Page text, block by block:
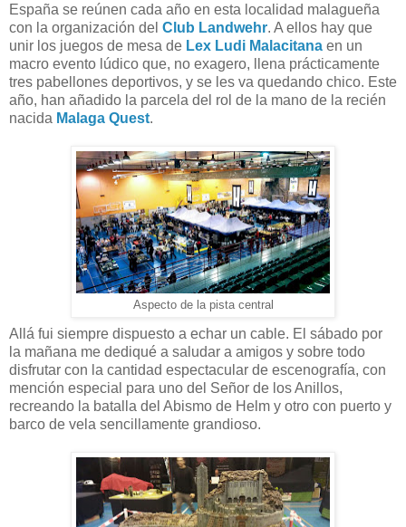
España se reúnen cada año en esta localidad malagueña
con la organización del Club Landwehr. A ellos hay que
unir los juegos de mesa de Lex Ludi Malacitana en un
macro evento lúdico que, no exagero, llena prácticamente
tres pabellones deportivos, y se les va quedando chico. Este
año, han añadido la parcela del rol de la mano de la recién
nacida Malaga Quest.
Aspecto de la pista central
Allá fui siempre dispuesto a echar un cable. El sábado por
la mañana me dediqué a saludar a amigos y sobre todo
disfrutar con la cantidad espectacular de escenografía, con
mención especial para uno del Señor de los Anillos,
recreando la batalla del Abismo de Helm y otro con puerto y
barco de vela sencillamente grandioso.